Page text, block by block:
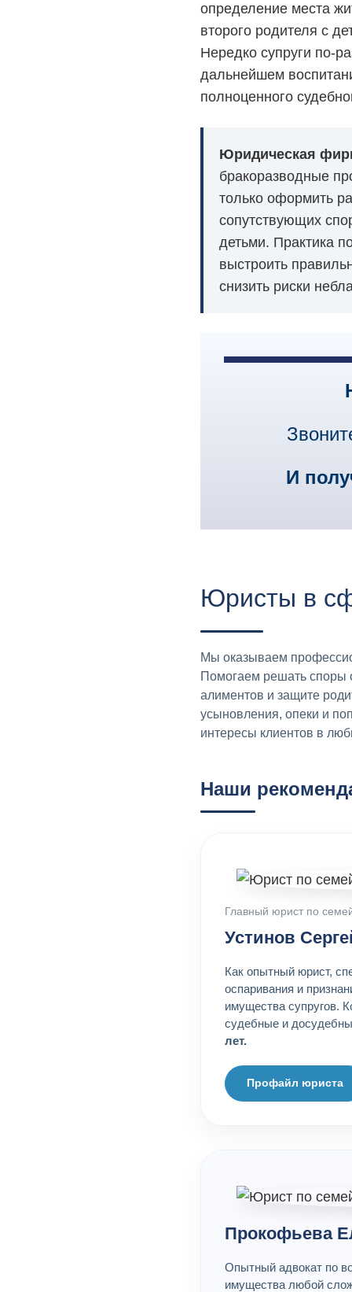
определение места
второго родителя с
Нередко супруги по-
дальнейшем
полноценного
Юридическая
бракоразводные
только оформить
сопутствующих
детьми. Практика
выстроить
снизить риски
И
Юристы в
Мы оказываем
Помогаем решать споры
алиментов и защите
усыновления, опеки и
интересы клиентов в
Наши
Главный юрист по
Устинов
Как опытный юрист,
оспаривания и
имущества супругов.
судебные и
лет.
Профайл юриста
Прокофьева
Опытный адвокат по
имущества любой